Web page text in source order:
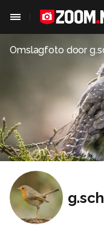
Omslagfoto door